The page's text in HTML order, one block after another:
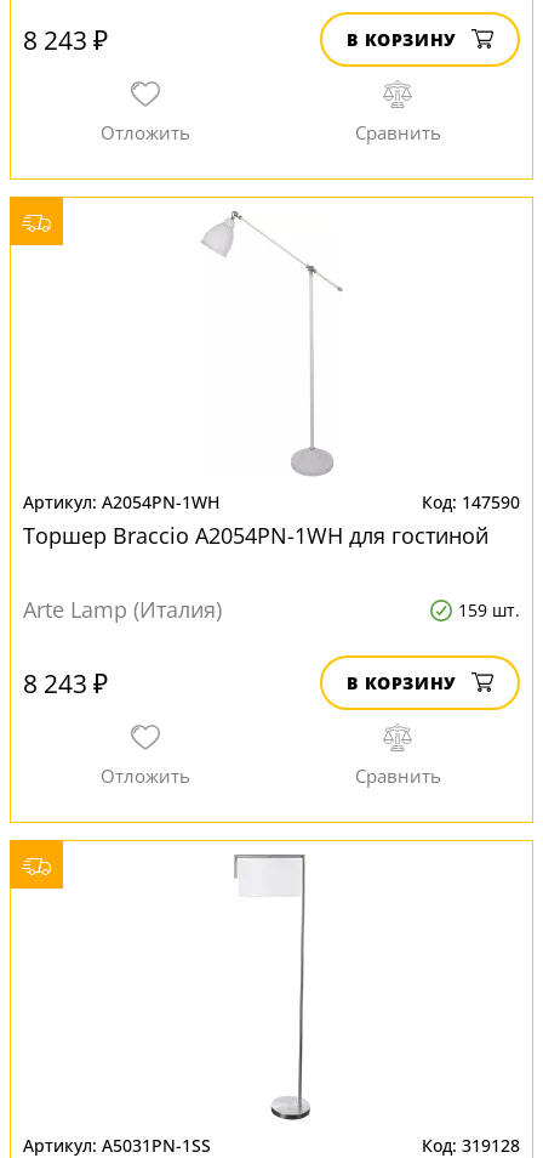
8 243 ₽ В КОРЗИНУ
A2054PN-1WH 147590
Торшер Braccio A2054PN-1WH для гостиной
Arte Lamp (Италия) 159 шт.
8 243 ₽ В КОРЗИНУ
A5031PN-1SS 319128